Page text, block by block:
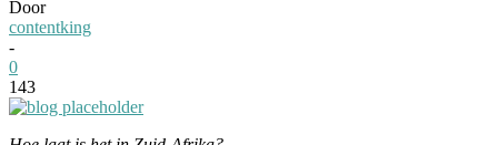
Door
contentking
-
0
143